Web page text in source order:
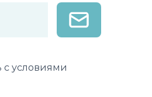
с условиями